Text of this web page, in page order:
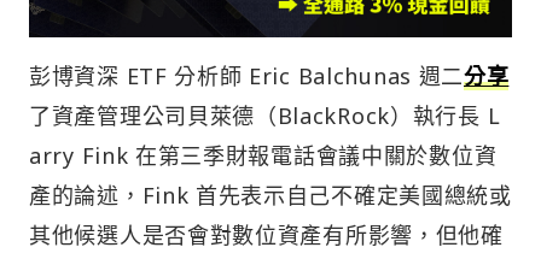
彭博資深 ETF 分析師 Eric Balchunas 週二分享
了資產管理公司貝萊德（BlackRock）執行長 L
arry Fink 在第三季財報電話會議中關於數位資
產的論述，Fink 首先表示自己不確定美國總統或
其他候選人是否會對數位資產有所影響，但他確